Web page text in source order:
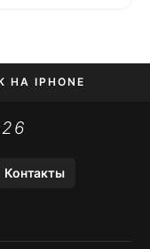
НА IPHONE
Контакты